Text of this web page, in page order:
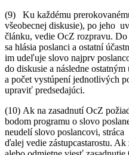
(9) Ku každému
všeobecnej diskusie), po jeho
článku, vedie OcZ rozpravu.
sa hlásia poslanci a ostatní
im udeľuje slovo najprv
do diskusie a následne
a počet vystúpení jednotlivých
upraviť predsedajúci.
(10) Ak na zasadnutí OcZ
bodom programu o slovo
neudelí slovo poslancovi,
ďalej vedie zástupcastarostu.